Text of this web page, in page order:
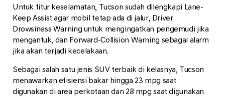
Untuk fitur keselamatan, Tucson sudah dilengkapi Lane-
Keep Assist agar mobil tetap ada di jalur, Driver
Drowsiness Warning untuk mengingatkan pengemudi jika
mengantuk, dan Forward-Collision Warning sebagai alarm
jika akan terjadi kecelakaan.
Sebagai salah satu jenis SUV terbaik di kelasnya, Tucson
menawarkan efisiensi bakar hingga 23 mpg saat
digunakan di area perkotaan dan 28 mpg saat digunakan